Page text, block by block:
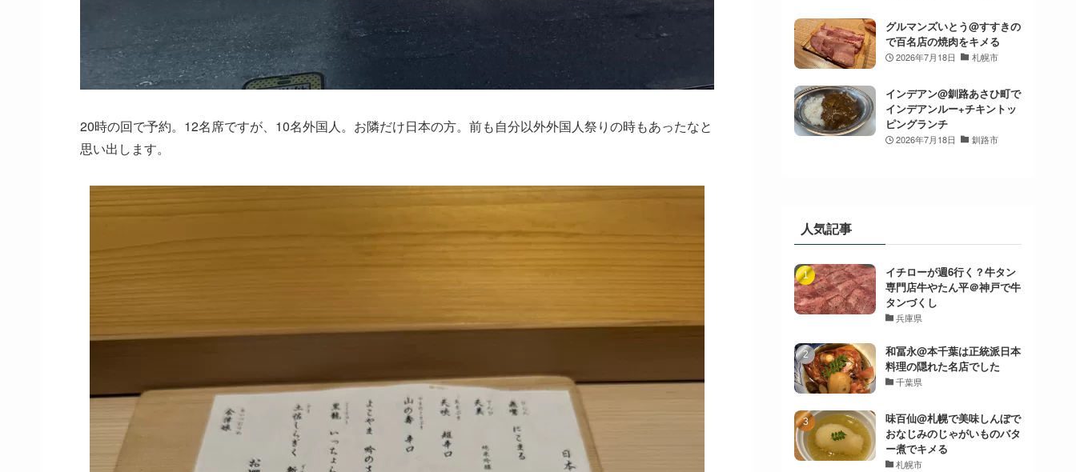
20時の回で予約。12名席ですが、10名外国人。お隣だけ日本の方。前も自分以外外国人祭りの時もあったなと
思い出します。
グルマンズいとう@すすきの
で百名店の焼肉をキメる
2026年7月18日 札幌市
インデアン@釧路あさひ町で
インデアンルー+チキントッ
ピングランチ
2026年7月18日 釧路市
人気記事
イチローが週6行く？牛タン
専門店牛やたん平＠神戸で牛
タンづくし
兵庫県
和冨永@本千葉は正統派日本
料理の隠れた名店でした
千葉県
味百仙@札幌で美味しんぼで
おなじみのじゃがいものバタ
ー煮でキメる
札幌市